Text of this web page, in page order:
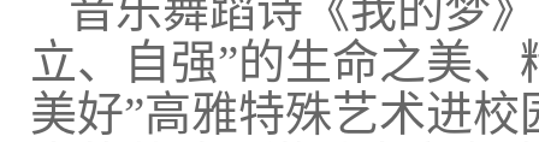
音乐舞蹈诗《我的梦
立、自强”的生命之美
美好”高雅特殊艺术进